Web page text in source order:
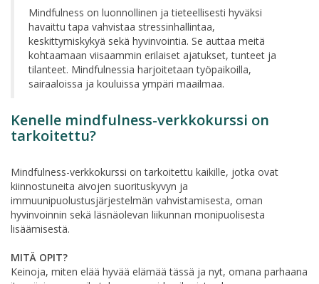
Mindfulness on luonnollinen ja tieteellisesti hyväksi
havaittu tapa vahvistaa stressinhallintaa,
keskittymiskykyä sekä hyvinvointia. Se auttaa meitä
kohtaamaan viisaammin erilaiset ajatukset, tunteet ja
tilanteet. Mindfulnessia harjoitetaan työpaikoilla,
sairaaloissa ja kouluissa ympäri maailmaa.
Kenelle mindfulness-verkkokurssi on
tarkoitettu?
Mindfulness-verkkokurssi on tarkoitettu kaikille, jotka ovat
kiinnostuneita aivojen suorituskyvyn ja
immuunipuolustusjärjestelmän vahvistamisesta, oman
hyvinvoinnin sekä läsnäolevan liikunnan monipuolisesta
lisäämisestä.
MITÄ OPIT?
Keinoja, miten elää hyvää elämää tässä ja nyt, omana parhaana